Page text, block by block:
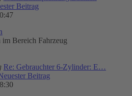
Beitrag
Bereich Fahrzeug
Re: Gebrauchter 6-Zylinder: E…
Beitrag